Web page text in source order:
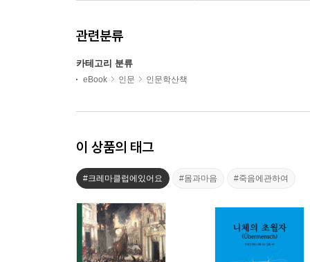
관련분류
카테고리 분류
eBook 인문 인문학산책
이 상품의 태그
#크레마클럽에있어요 #몸과마음 #죽음에관하여